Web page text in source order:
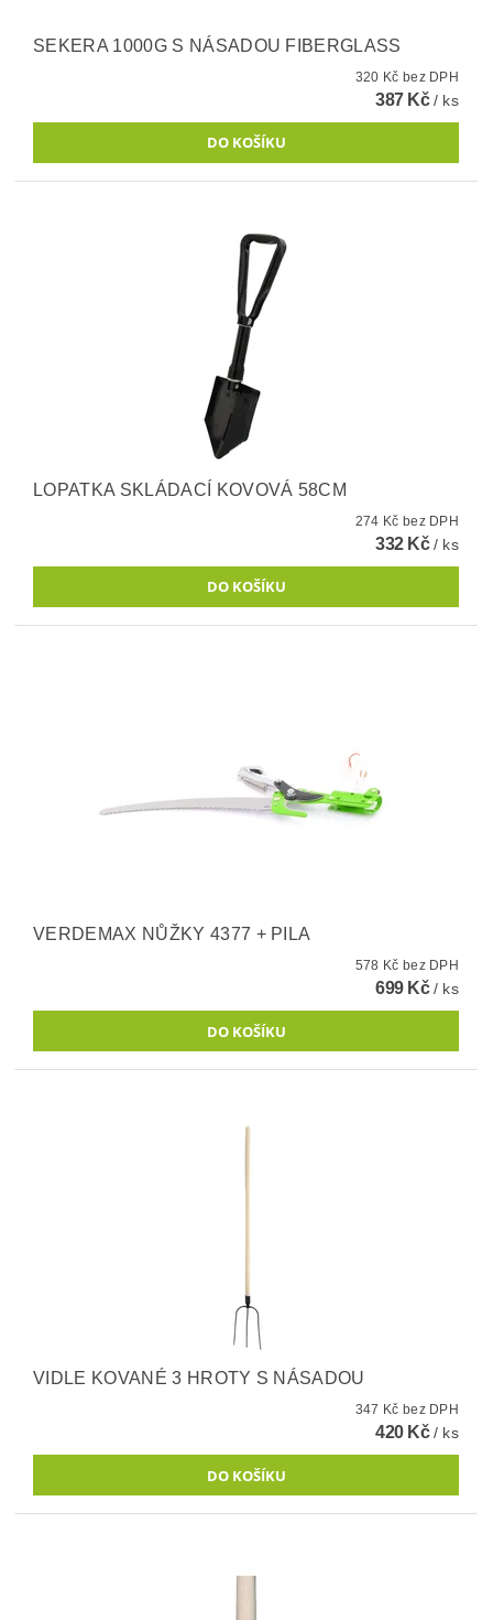
SEKERA 1000G S NÁSADOU FIBERGLASS
320 Kč bez DPH
387 Kč/ ks
LOPATKA SKLÁDACÍ KOVOVÁ 58CM
274 Kč bez DPH
332 Kč/ ks
VERDEMAX NŮŽKY 4377 + PILA
578 Kč bez DPH
699 Kč/ ks
VIDLE KOVANÉ 3 HROTY S NÁSADOU
347 Kč bez DPH
420 Kč/ ks